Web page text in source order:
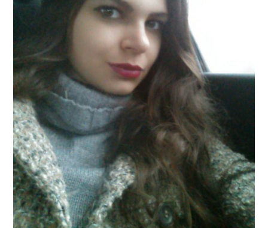
FOTOGRAFIA
QUEM SOU EU
CONTATO
WHATSAPP